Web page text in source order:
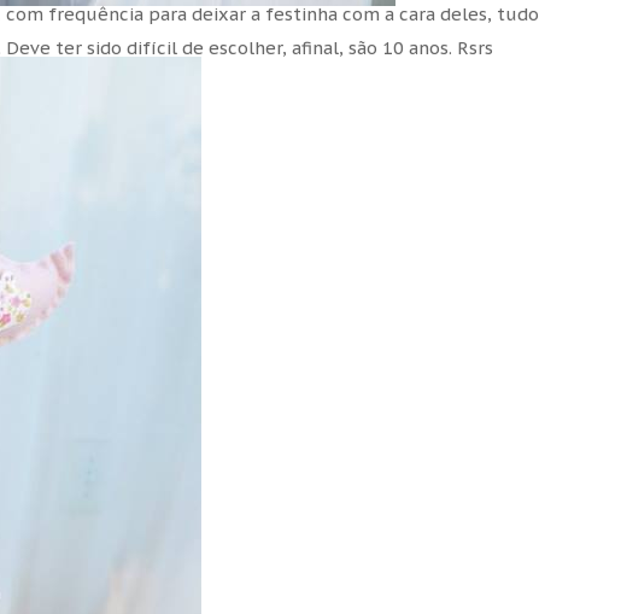
frequência para deixar a festinha com a cara deles, tudo
ter sido difícil de escolher, afinal, são 10 anos. Rsrs